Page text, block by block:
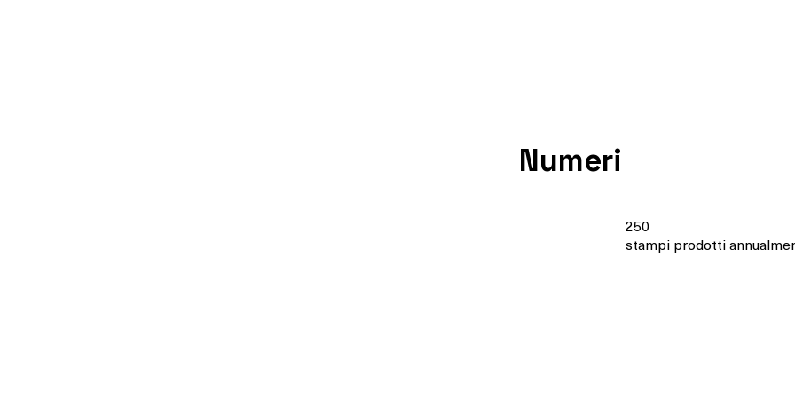
Numeri
250
stampi prodotti